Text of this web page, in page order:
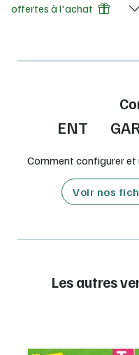
offertes à l'achat
ENT
Comment configurer et
Voir nos
Les autres